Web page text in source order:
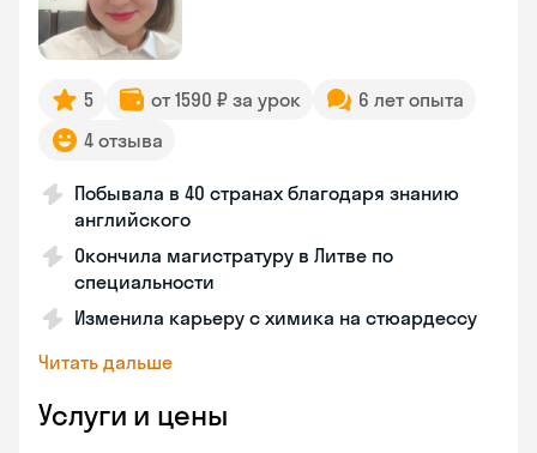
5 от 1590 ₽ за урок
6 лет опыта
4 отзыва
Побывала в 40 странах благодаря знанию
английского
Окончила магистратуру в Литве по
специальности
Изменила карьеру с химика на стюардессу
Читать дальше
Услуги и цены